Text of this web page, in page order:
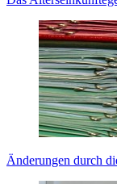
Änderungen durch